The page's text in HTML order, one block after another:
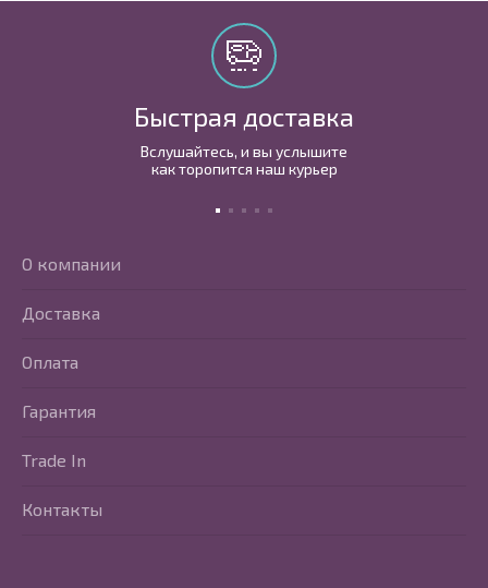
Быстрая доставка
Вслушайтесь, и вы услышите
как торопится наш курьер
О компании
Доставка
Оплата
Гарантия
Trade In
Контакты